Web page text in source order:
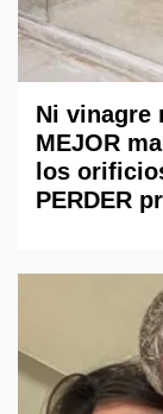
Ni vinagre
MEJOR
los
PERDER